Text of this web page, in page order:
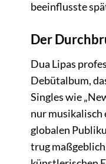
beeinflusste
Der
Dua Lipas
Debütalbum,
Singles wie
nur musikalisch
globalen
trug